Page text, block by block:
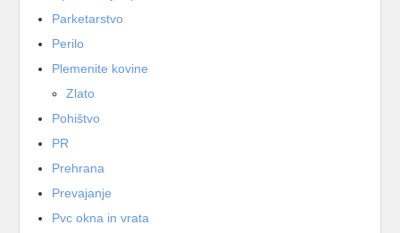
Parketarstvo
Perilo
Plemenite kovine
Zlato
Pohištvo
PR
Prehrana
Prevajanje
Pvc okna in vrata